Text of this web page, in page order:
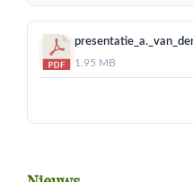
1.95 MB